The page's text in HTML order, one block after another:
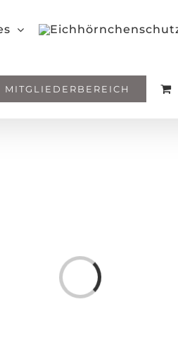
MITGLIEDERBEREICH
Loading...